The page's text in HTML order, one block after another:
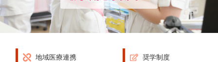
地域医療連携 奨学制度